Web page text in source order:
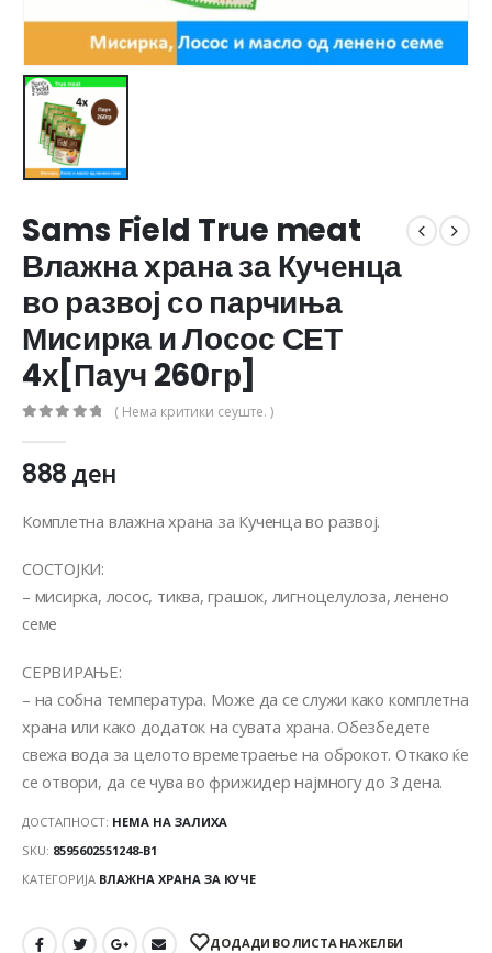
Sams Field True meat
Влажна храна за Кученца
во развој со парчиња
Мисирка и Лосос СЕТ
4х[Пауч 260гр]
( Нема критики сеуште. )
888ден
Комплетна влажна храна за Кученца во развој.
СОСТОЈКИ:
– мисирка, лосос, тиква, грашок, лигноцелулоза, ленено
семе
СЕРВИРАЊЕ:
– на собна температура. Може да се служи како комплетна
храна или како додаток на сувата храна. Обезбедете
свежа вода за целото времетраење на оброкот. Откако ќе
се отвори, да се чува во фрижидер најмногу до 3 дена.
ДОСТАПНОСТ: НЕМА НА ЗАЛИХА
SKU: 8595602551248-B1
КАТЕГОРИЈА ВЛАЖНА ХРАНА ЗА КУЧЕ
ДОДАДИ ВО ЛИСТА НА ЖЕЛБИ